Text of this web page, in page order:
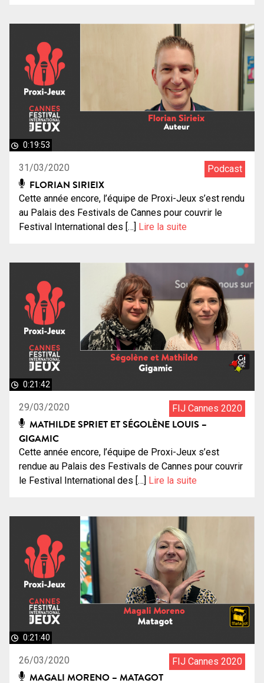
0:19:53
31/03/2020 Podcast
FLORIAN SIRIEIX
Cette année encore, l’équipe de Proxi-Jeux s’est rendu
au Palais des Festivals de Cannes pour couvrir le
Festival International des […]
Lire la suite
0:21:42
29/03/2020 FIJ Cannes 2020
MATHILDE SPRIET ET SÉGOLÈNE LOUIS –
GIGAMIC
Cette année encore, l’équipe de Proxi-Jeux s’est
rendue au Palais des Festivals de Cannes pour couvrir
le Festival International des […] Lire la suite
0:21:40
26/03/2020 FIJ Cannes 2020
MAGALI MORENO – MATAGOT